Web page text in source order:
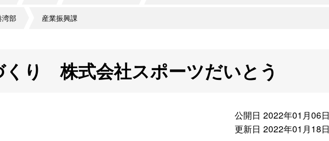
湾部 産業振興課
くり 株式会社スポーツだいとう
公開日 2022年01月06日
更新日 2022年01月18日